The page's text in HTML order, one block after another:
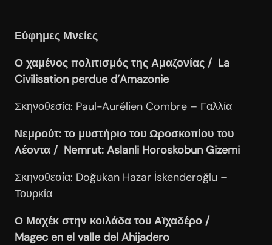
Εύφημες Μνείες
Ο χαμένος πολιτισμός της Αμαζονίας / La
Civilisation perdued’Amazonie
Σκηνοθεσία: Paul-Aurélien Combre – Γαλλία
Νεμρούτ: το μυστήριο του Ωροσκοπίου του
Λέοντα / Nemrut: Aslanli Horoskobun Gizemi
Σκηνοθεσία: Doğukan Hazar İskenderoğlu –
Τουρκία
Ο Μαχέκ στην κοιλάδα του Αϊχαδέρο /
Magec en el valle del Ahijadero